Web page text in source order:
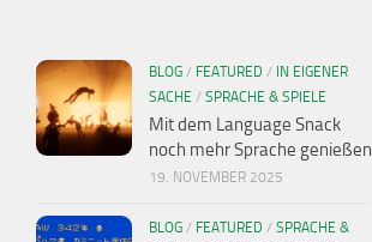
BLOG / FEATURED / IN EIGENER
SACHE / SPRACHE & SPIELE
Mit dem Language Snack
noch mehr Sprache genießen
19. NOVEMBER 2025
BLOG / FEATURED / SPRACHE &